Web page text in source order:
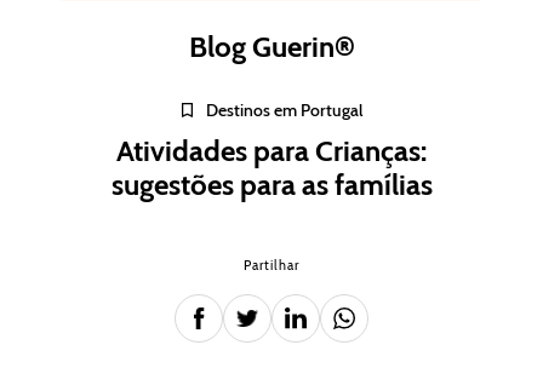
Blog Guerin®
Destinos em Portugal
Atividades para Crianças:
sugestões para as famílias
Partilhar